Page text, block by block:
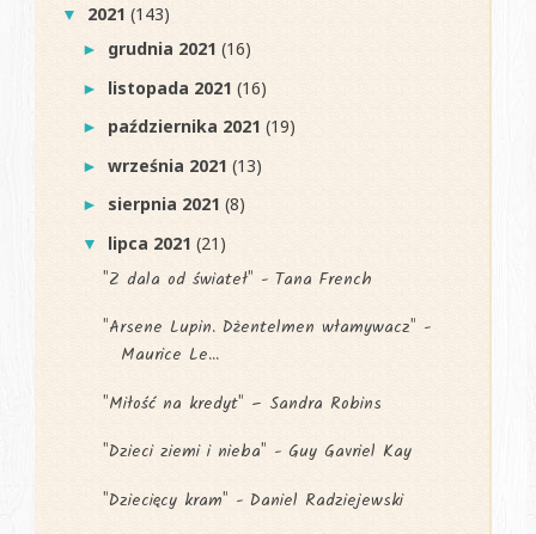
▼ 2021(143)
► grudnia 2021(16)
► listopada 2021(16)
► października 2021(19)
►września 2021(13)
► sierpnia 2021(8)
▼ lipca 2021(21)
"Z dala od świateł" - Tana French
"Arsene Lupin. Dżentelmen włamywacz" -
Maurice Le...
"Miłość na kredyt" – Sandra Robins
"Dzieci ziemi i nieba" - Guy Gavriel Kay
"Dziecięcy kram" - Daniel Radziejewski